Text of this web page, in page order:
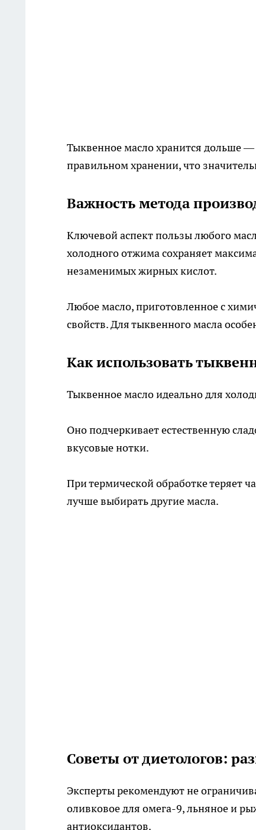
Тыквенное масло хранится дольше
правильном хранении, что
Важность метода
Ключевой аспект пользы любого
холодного отжима сохраняет
незаменимых жирных кислот.
Любое масло, приготовленное с
свойств. Для тыквенного масла
Как использовать
Тыквенное масло идеально для
Оно подчеркивает естественную
вкусовые нотки.
При термической обработке теряет
лучше выбирать другие масла.
Советы от диетологов:
Эксперты рекомендуют не
оливковое для омега-9, льняное и
антиоксидантов.